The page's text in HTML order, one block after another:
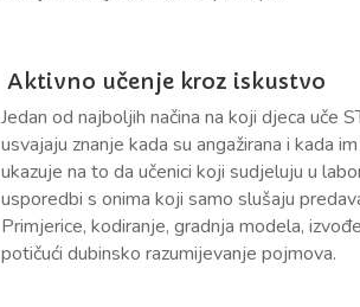
Aktivno učenje kroz iskustvo
Jedan od najboljih načina na koji djeca uče
usvajaju znanje kada su angažirana i kada
ukazuje na to da učenici koji sudjeluju u
usporedbi s onima koji samo slušaju
Primjerice, kodiranje, gradnja modela,
potičući dubinsko razumijevanje pojmova.